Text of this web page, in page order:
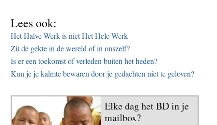
Lees ook:
Het Halve Werk is niet Het Hele Werk
Zit de gekte in de wereld of in onszelf?
Is er een toekomst of verleden buiten het heden?
Kun je je kalmte bewaren door je gedachten niet te geloven?
Elke dag het BD in je
mailbox?